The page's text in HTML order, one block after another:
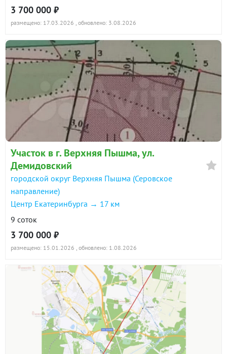
3 700 000 ₽
размещено: 17.03.2026 , обновлено: 3.08.2026
Участок в г. Верхняя Пышма, ул.
Демидовский
городской округ Верхняя Пышма (Серовское
направление)
Центр Екатеринбурга → 17 км
9 соток
3 700 000 ₽
размещено: 15.01.2026 , обновлено: 1.08.2026